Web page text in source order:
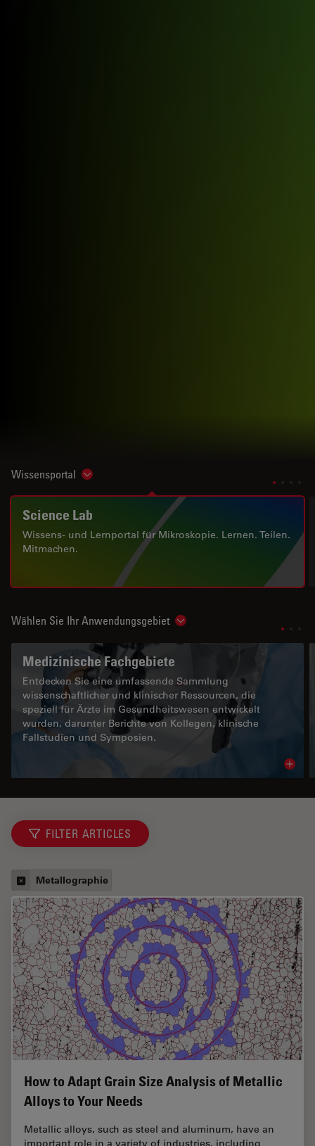
Wissensportal Show subnavigation
Science Lab
Wissens- und Lernportal für Mikroskopie. Lernen. Teilen.
Mitmachen.
Wählen Sie Ihr Anwendungsgebiet Show subnavigation
Medizinische Fachgebiete
Entdecken Sie eine umfassende Sammlung
wissenschaftlicher und klinischer Ressourcen, die
speziell für Ärzte im Gesundheitswesen entwickelt
wurden, darunter Berichte von Kollegen, klinische
Fallstudien und Symposien.
FILTER ARTICLES
Metallographie
How to Adapt Grain Size Analysis of Metallic
Alloys to Your Needs
Metallic alloys, such as steel and aluminum, have an
important role in a variety of industries, including